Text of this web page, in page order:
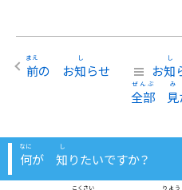
前の お知らせ お知
全部
見
何が 知りたいですか？